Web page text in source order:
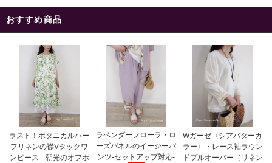
おすすめ商品
ラスト！ボタニカルハー
フリネンの襟Vタックワ
ンピース --朝光のオフホ
ラベンダーフローラ・ロ
ーズパネルのイージーパ
ンツ-セットアップ対応-
Wガーゼ〈シアバターカ
ラー〉・レース袖ラウン
ドプルオーバー（リネン